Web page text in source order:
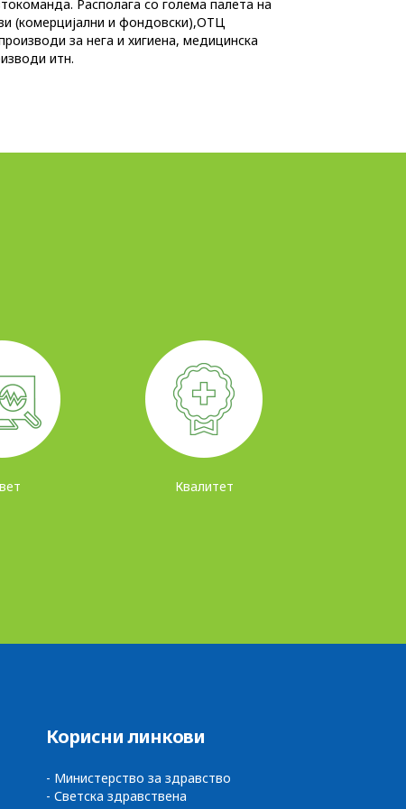
Располага со голема палета на
(комерцијални и фондовски),ОТЦ
за нега и хигиена, медицинска
итн.
Квалитет
Корисни линкови
- Министерство за здравство
- Светска здравствена